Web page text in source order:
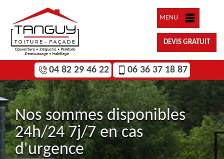
MENU
DEVIS GRATUIT
04 82 29 46 22 06 36 37 18 87
Nos sommes disponibles
24h/24 7j/7 en cas
d'urgence